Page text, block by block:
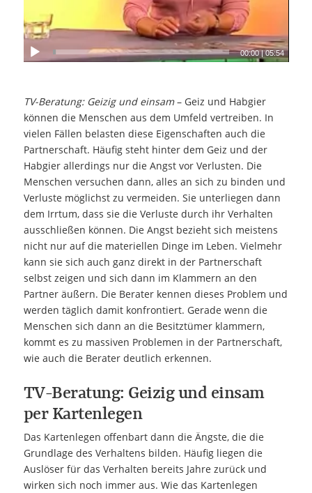
00:00|05:54
TV-Beratung: Geizig und einsam– Geiz und Habgier
können die Menschen aus dem Umfeld vertreiben. In
vielen Fällen belasten diese Eigenschaften auch die
Partnerschaft. Häufig steht hinter dem Geiz und der
Habgier allerdings nur die Angst vor Verlusten. Die
Menschen versuchen dann, alles an sich zu binden und
Verluste möglichst zu vermeiden. Sie unterliegen dann
dem Irrtum, dass sie die Verluste durch ihr Verhalten
ausschließen können. Die Angst bezieht sich meistens
nicht nur auf die materiellen Dinge im Leben. Vielmehr
kann sie sich auch ganz direkt in der Partnerschaft
selbst zeigen und sich dann im Klammern an den
Partner äußern. Die Berater kennen dieses Problem und
werden täglich damit konfrontiert. Gerade wenn die
Menschen sich dann an die Besitztümer klammern,
kommt es zu massiven Problemen in der Partnerschaft,
wie auch die Berater deutlich erkennen.
TV-Beratung: Geizig und einsam
per Kartenlegen
Das Kartenlegen offenbart dann die Ängste, die die
Grundlage des Verhaltens bilden. Häufig liegen die
Auslöser für das Verhalten bereits Jahre zurück und
wirken sich noch immer aus. Wie das Kartenlegen